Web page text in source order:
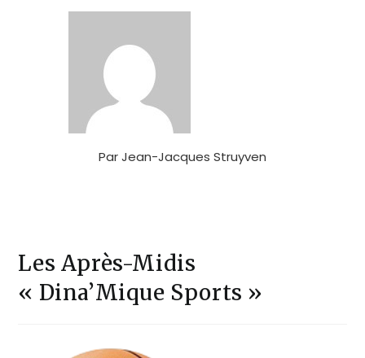
ParJean-Jacques Struyven
Les Après-Midis
« Dina’Mique Sports »